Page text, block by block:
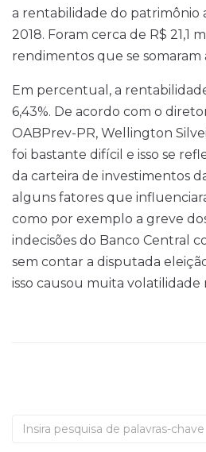
a rentabilidade do
2018. Foram cerca de R$ 21,1
rendimentos que se
Em percentual, a
6,43%. De acordo com o
OABPrev-PR, Wellington
foi bastante difícil e isso se
da carteira de investimentos
alguns fatores que
como por exemplo a greve
indecisões do Banco Central
sem contar a disputada
isso causou muita volatilidade